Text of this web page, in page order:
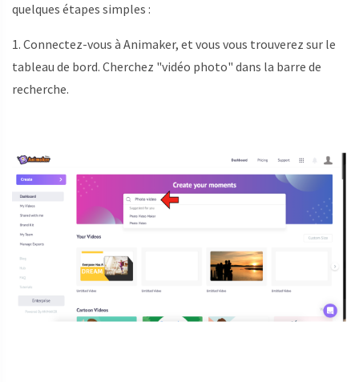
quelques étapes simples :
1. Connectez-vous à Animaker, et vous vous trouverez sur le
tableau de bord. Cherchez "vidéo photo" dans la barre de
recherche.